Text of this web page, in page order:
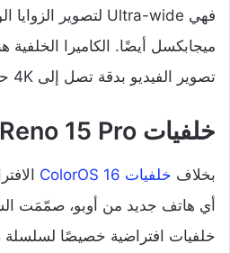
ميجابكسل أيضًا. الكاميرا الخلفية
تصوير الفيديو بدقة تصل إلى 4K حتى 60 إطار في الثانية.
خلفيات Reno 15 Pro
بخلاف خلفيات ColorOS 16
أي هاتف جديد من أوبو، صمّمَت